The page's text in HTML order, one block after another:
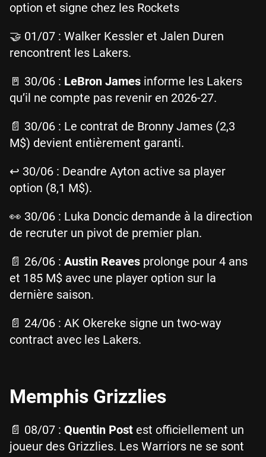
option et signe chez les Rockets
🤝 01/07 : Walker Kessler et Jalen Duren
rencontrent les Lakers.
🚪 30/06 : LeBron James informe les Lakers
qu’il ne compte pas revenir en 2026-27.
📄 30/06 : Le contrat de Bronny James (2,3
M$) devient entièrement garanti.
↩️ 30/06 : Deandre Ayton active sa player
option (8,1 M$).
👀 30/06 : Luka Doncic demande à la direction
de recruter un pivot de premier plan.
📄 26/06 : Austin Reaves prolonge pour 4 ans
et 185 M$ avec une player option sur la
dernière saison.
📄 24/06 : AK Okereke signe un two-way
contract avec les Lakers.
Memphis Grizzlies
📄 08/07 : Quentin Post est officiellement un
joueur des Grizzlies. Les Warriors ne se sont